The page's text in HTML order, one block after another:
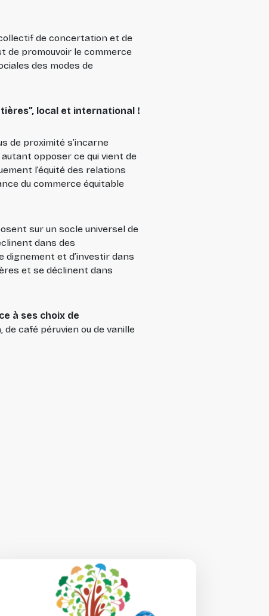
de concertation et de
de promouvoir le commerce
des modes de
local et international !
de proximité s’incarne
autant opposer ce qui vient de
l’équité des relations
du commerce équitable
sur un socle universel de
dans des
dignement et d’investir dans
et se déclinent dans
à ses choix de
de café péruvien ou de vanille